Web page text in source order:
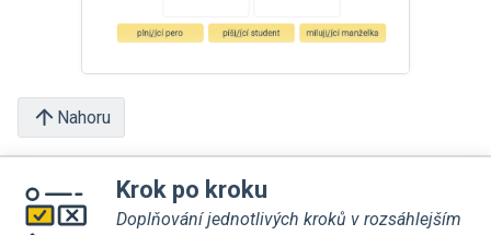
Nahoru
Krok po kroku
Doplňování jednotlivých kroků v rozsáhlejším